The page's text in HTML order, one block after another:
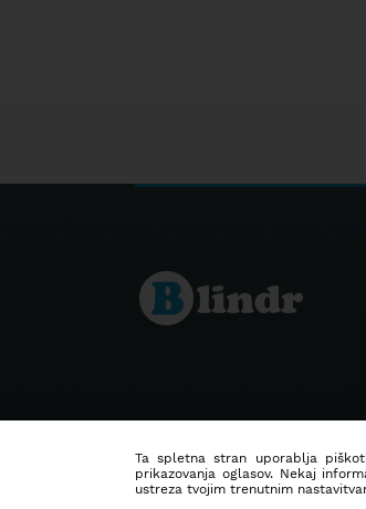
Ta spletna stran uporablja
prikazovanja oglasov. Nekaj
ustreza tvojim trenutnim